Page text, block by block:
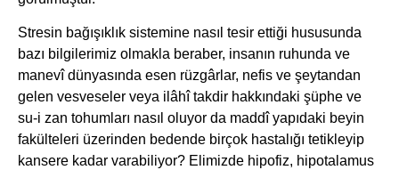
Stresin bağışıklık sistemine nasıl tesir ettiği hususunda
bazı bilgilerimiz olmakla beraber, insanın ruhunda ve
manevî dünyasında esen rüzgârlar, nefis ve şeytandan
gelen vesveseler veya ilâhî takdir hakkındaki şüphe ve
su-i zan tohumları nasıl oluyor da maddî yapıdaki beyin
fakülteleri üzerinden bedende birçok hastalığı tetikleyip
kansere kadar varabiliyor? Elimizde hipofiz, hipotalamus